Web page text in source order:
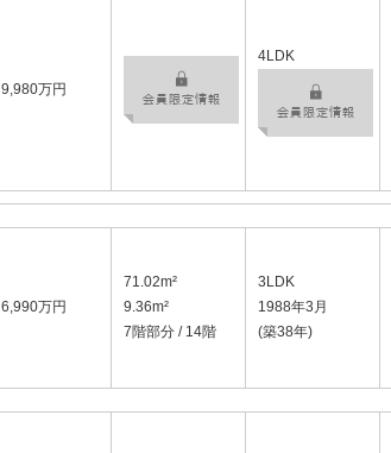
9,980万円
4LDK
6,990万円
71.02m²
9.36m²
7階部分 / 14階
3LDK
1988年3月
(築38年)